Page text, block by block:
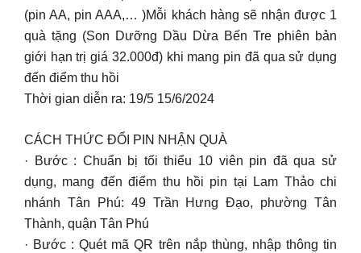
(pin AA, pin AAA,… )Mỗi khách hàng sẽ nhận được 1
quà tặng (Son Dưỡng Dầu Dừa Bến Tre phiên bản
giới hạn trị giá 32.000đ) khi mang pin đã qua sử dụng
đến điểm thu hồi
Thời gian diễn ra: 19/5 15/6/2024
CÁCH THỨC ĐỔI PIN NHẬN QUÀ
· Bước : Chuẩn bị tối thiểu 10 viên pin đã qua sử
dụng, mang đến điểm thu hồi pin tại Lam Thảo chi
nhánh Tân Phú: 49 Trần Hưng Đạo, phường Tân
Thành, quận Tân Phú
· Bước : Quét mã QR trên nắp thùng, nhập thông tin